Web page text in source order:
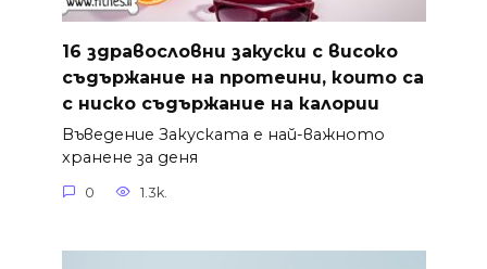
16 здравословни закуски с високо
съдържание на протеини, които са
с ниско съдържание на калории
Въведение Закуската е най-важното
хранене за деня
0 1.3k.